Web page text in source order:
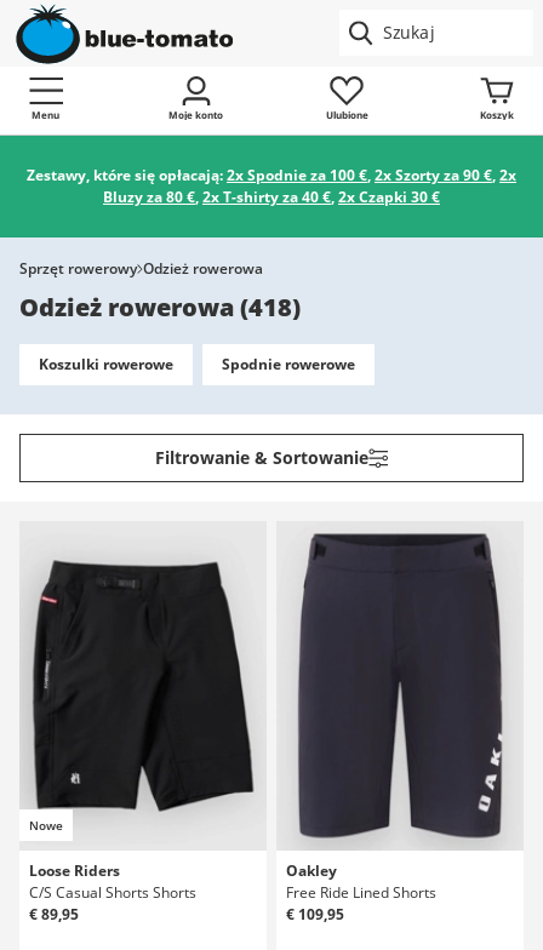
Menu Moje konto Ulubione Koszyk
Zestawy, które się opłacają:2x Spodnie za 100 €,2x Szorty za 90 €,2x
Bluzy za 80 €,2x T-shirty za 40 €,2x Czapki 30 €
Sprzęt rowerowy Odzież rowerowa
Odzież rowerowa(418)
Koszulki rowerowe Spodnie rowerowe
Filtrowanie & Sortowanie
Nowe
Loose Riders
C/S Casual Shorts Shorts
€ 89,95
Oakley
Free Ride Lined Shorts
€ 109,95